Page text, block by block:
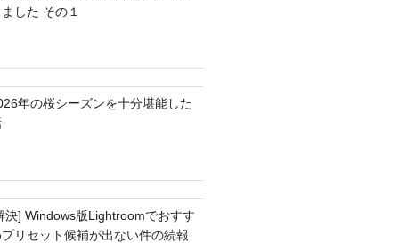
した その１
年の桜シーズンを十分堪能した
決] Windows版Lightroomでおすす
リセット候補が出ない件の続報